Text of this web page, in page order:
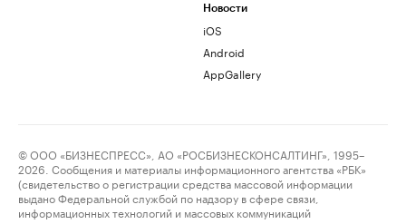
Новости
iOS
Android
AppGallery
© ООО «БИЗНЕСПРЕСС», АО «РОСБИЗНЕСКОНСАЛТИНГ», 1995–
2026. Сообщения и материалы информационного агентства «РБК»
(свидетельство о регистрации средства массовой информации
выдано Федеральной службой по надзору в сфере связи,
информационных технологий и массовых коммуникаций